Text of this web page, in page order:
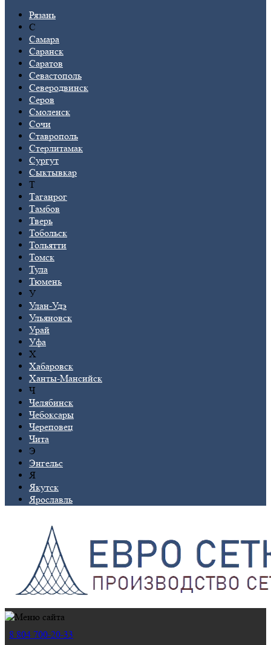
Рязань
С
Самара
Саранск
Саратов
Севастополь
Северодвинск
Серов
Смоленск
Сочи
Ставрополь
Стерлитамак
Сургут
Сыктывкар
Т
Таганрог
Тамбов
Тверь
Тобольск
Тольятти
Томск
Тула
Тюмень
У
Улан-Удэ
Ульяновск
Урай
Уфа
Х
Хабаровск
Ханты-Мансийск
Ч
Челябинск
Чебоксары
Череповец
Чита
Э
Энгельс
Я
Якутск
Ярославль
8 804 700-20-33